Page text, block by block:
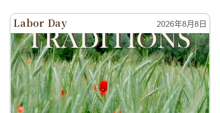
Labor Day 2026年8月8日